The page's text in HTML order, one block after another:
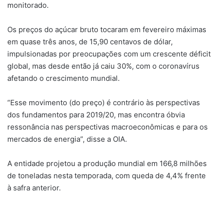
monitorado.
Os preços do açúcar bruto tocaram em fevereiro máximas
em quase três anos, de 15,90 centavos de dólar,
impulsionadas por preocupações com um crescente déficit
global, mas desde então já caiu 30%, com o coronavírus
afetando o crescimento mundial.
“Esse movimento (do preço) é contrário às perspectivas
dos fundamentos para 2019/20, mas encontra óbvia
ressonância nas perspectivas macroeconômicas e para os
mercados de energia”, disse a OIA.
A entidade projetou a produção mundial em 166,8 milhões
de toneladas nesta temporada, com queda de 4,4% frente
à safra anterior.